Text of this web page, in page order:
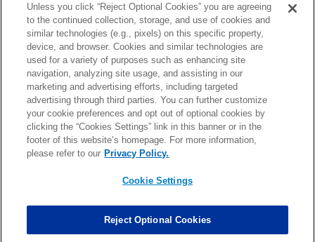
画像
順位表
About NFL
More NFL 特集
TOP お問い合わせ FAQ
PHOTO BY AP Images / PHOTO BY Getty Images
Unless you click “Reject Optional Cookies” you are agreeing
to the continued collection, storage, and use of cookies and
similar technologies (e.g., pixels) on this specific property,
device, and browser. Cookies and similar technologies are
used for a variety of purposes such as enhancing site
navigation, analyzing site usage, and assisting in our
marketing and advertising efforts, including targeted
advertising through third parties. You can further customize
your cookie preferences and opt out of optional cookies by
clicking the “Cookies Settings” link in this banner or in the
footer of this website’s homepage. For more information,
please refer to our Privacy Policy.
Cookie Settings
Reject Optional Cookies